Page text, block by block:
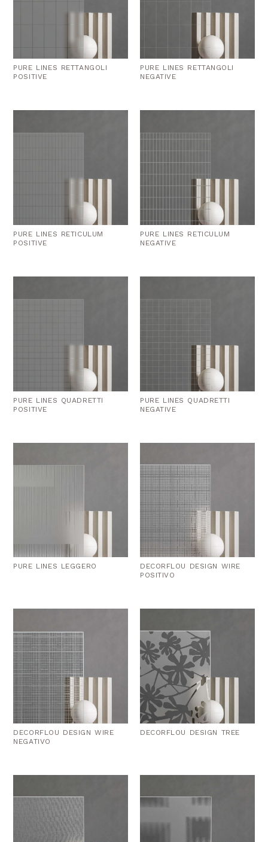
PURE LINES RETTANGOLI
POSITIVE
PURE LINES RETTANGOLI
NEGATIVE
PURE LINES RETICULUM
POSITIVE
PURE LINES RETICULUM
NEGATIVE
PURE LINES QUADRETTI
POSITIVE
PURE LINES QUADRETTI
NEGATIVE
PURE LINES LEGGERO
DECORFLOU DESIGN WIRE
POSITIVO
DECORFLOU DESIGN WIRE
NEGATIVO
DECORFLOU DESIGN TREE